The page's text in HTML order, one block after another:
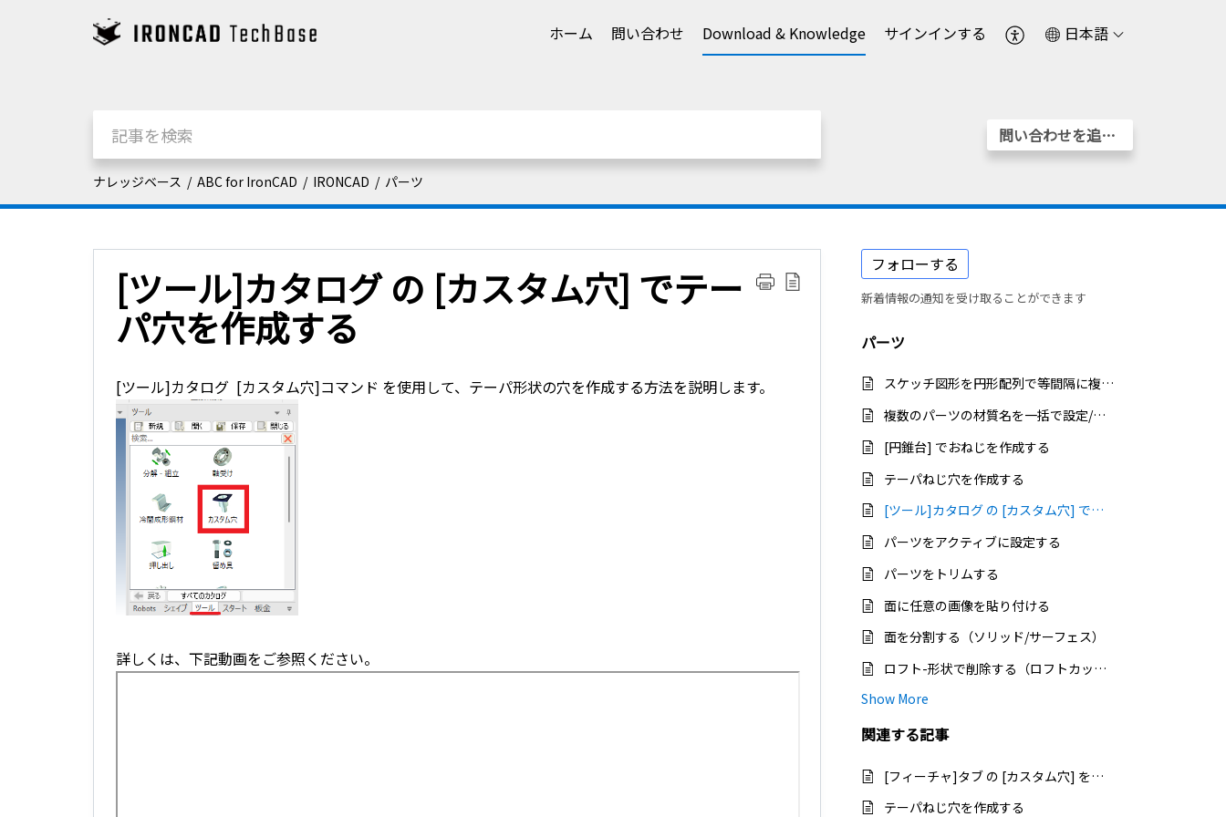
ホーム 問い合わせ Download & Knowledge サインインする 日本語
問い合わせを追加する
ナレッジベース ABC for IronCAD IRONCAD パーツ
[ツール]カタログ の [カスタム穴] でテー
パ穴を作成する
[ツール]カタログ [カスタム穴]コマンド を使用して、テーパ形状の穴を作成する方法を説明します。
詳しくは、下記動画をご参照ください。
フォローする
新着情報の通知を受け取ることができます
パーツ
スケッチ図形を円形配列で等間隔に複写する
複数のパーツの材質名を一括で設定/変更する
[円錐台] でおねじを作成する
テーパねじ穴を作成する
[ツール]カタログ の [カスタム穴] でテーパ穴を作成する
パーツをアクティブに設定する
パーツをトリムする
面に任意の画像を貼り付ける
面を分割する（ソリッド/サーフェス）
ロフト-形状で削除する（ロフトカット）
Show More
関連する記事
[フィーチャ]タブ の [カスタム穴] を使用してボルト穴を作成する
テーパねじ穴を作成する